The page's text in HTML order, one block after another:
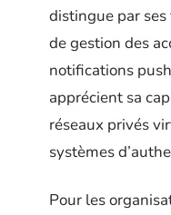
distingue par
de gestion des
notifications
apprécient sa
réseaux privés
systèmes
Pour les